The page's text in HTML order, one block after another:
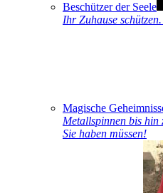
Beschützer der Seele
Ihr Zuhause
Magische
Metallspinnen bis hin
Sie haben müssen!